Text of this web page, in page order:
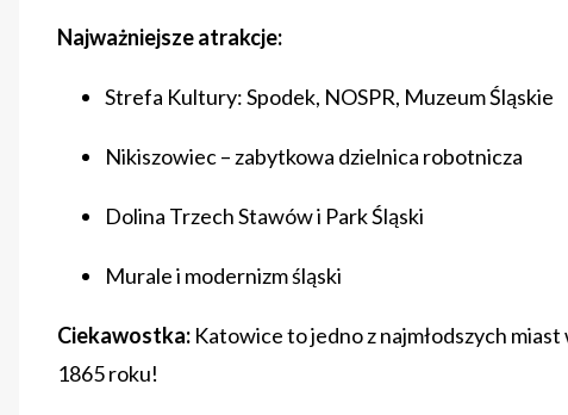
Najważniejsze atrakcje:
Strefa Kultury: Spodek, NOSPR, Muzeum Śląskie
Nikiszowiec – zabytkowa dzielnica robotnicza
Dolina Trzech Stawów i Park Śląski
Murale i modernizm śląski
Ciekawostka: Katowice to jedno z najmłodszych
1865 roku!